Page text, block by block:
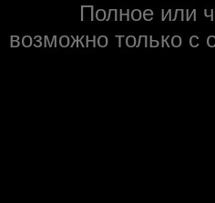
Полное или
возможно только с